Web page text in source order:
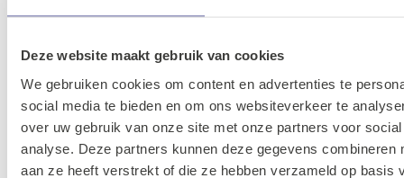
Deze website maakt gebruik van cookies
We gebruiken cookies om content en advertenties te
social media te bieden en om ons websiteverkeer te
over uw gebruik van onze site met onze partners voor
analyse. Deze partners kunnen deze gegevens combineren
aan ze heeft verstrekt of die ze hebben verzameld op basis
bi stabiel
7020000200-
MW ventiel
3/2-1/4''
hendel 90
mono
7020000100-